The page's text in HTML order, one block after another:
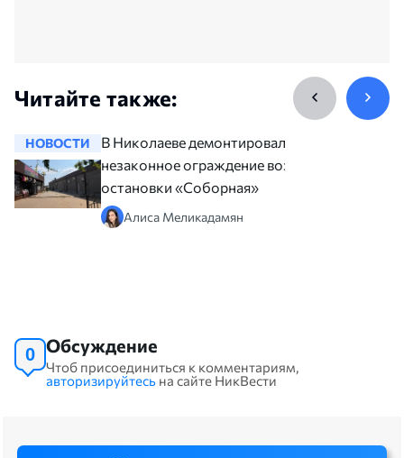
Читайте также:
НОВОСТИ
В Николаеве демонтировали
незаконное ограждение возле
остановки «Соборная»
Алиса Меликадамян
0 Обсуждение
Чтоб присоединиться к комментариям,
авторизируйтесь на сайте НикВести